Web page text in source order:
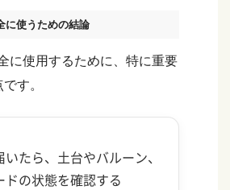
に使うための結論
に使用するために、特に重要
す。
たら、土台やバルーン、
ドの状態を確認する